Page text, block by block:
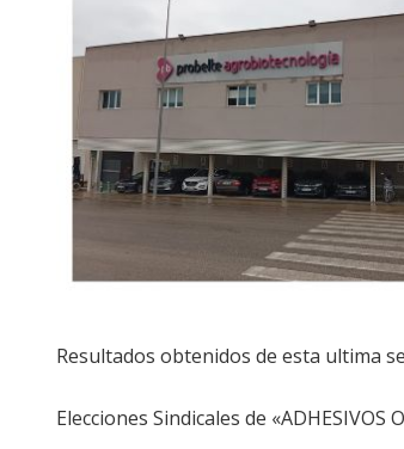
Resultados obtenidos de esta ultima
Elecciones Sindicales de «ADHESIVOS